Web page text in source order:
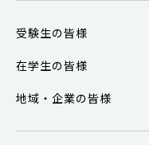
受験生の皆様
在学生の皆様
地域・企業の皆様